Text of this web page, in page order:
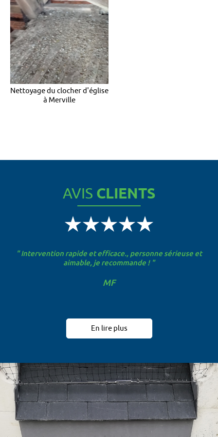
Nettoyage du clocher d'église
à Merville
AVIS CLIENTS
" Intervention rapide et efficace., personne sérieuse et
aimable, je recommande ! "
MF
En lire plus